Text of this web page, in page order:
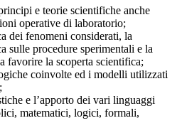
e teorie scientifiche anche
operative di laboratorio;
dei fenomeni considerati, la
sulle procedure sperimentali e la
favorire la scoperta scientifica;
coinvolte ed i modelli utilizzati
e l’apporto dei vari linguaggi
matematici, logici, formali,